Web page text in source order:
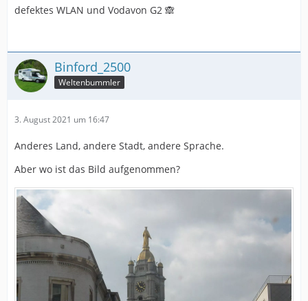
defektes WLAN und Vodavon G2 🙈
Binford_2500
Weltenbummler
3. August 2021 um 16:47
Anderes Land, andere Stadt, andere Sprache.
Aber wo ist das Bild aufgenommen?